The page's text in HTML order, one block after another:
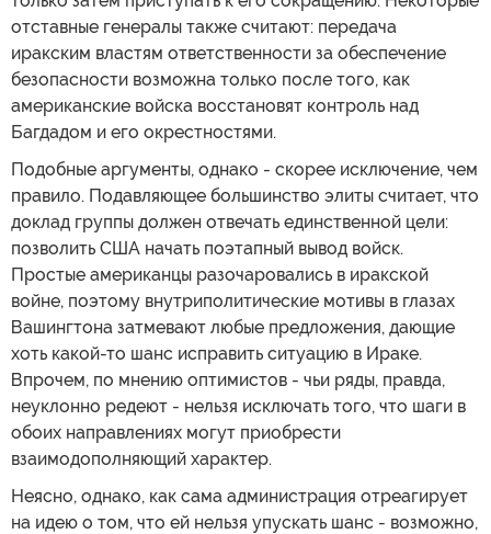
отставные генералы также считают: передача
иракским властям ответственности за обеспечение
безопасности возможна только после того, как
американские войска восстановят контроль над
Багдадом и его окрестностями.
Подобные аргументы, однако - скорее исключение, чем
правило. Подавляющее большинство элиты считает, что
доклад группы должен отвечать единственной цели:
позволить США начать поэтапный вывод войск.
Простые американцы разочаровались в иракской
войне, поэтому внутриполитические мотивы в глазах
Вашингтона затмевают любые предложения, дающие
хоть какой-то шанс исправить ситуацию в Ираке.
Впрочем, по мнению оптимистов - чьи ряды, правда,
неуклонно редеют - нельзя исключать того, что шаги в
обоих направлениях могут приобрести
взаимодополняющий характер.
Неясно, однако, как сама администрация отреагирует
на идею о том, что ей нельзя упускать шанс - возможно,